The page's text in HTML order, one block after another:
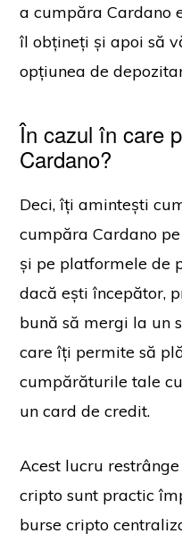
a cumpăra Cardano
îl obțineți și apoi să
opțiunea de
În cazul în care
Cardano?
Deci, îți amintești
cumpăra Cardano
și pe platformele de
dacă ești începător,
bună să mergi la un
care îți permite să
cumpărăturile tale
un card de credit.
Acest lucru
cripto sunt practic
burse cripto